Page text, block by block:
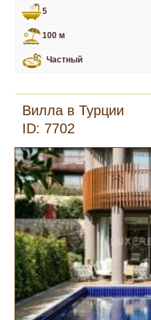
5
100 м
Частный
Вилла в Турции
ID: 7702